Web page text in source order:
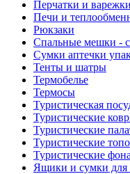
Перчатки и варежки
Печи и
Рюкзаки
Спальные мешки -
Сумки аптечки
Тенты и шатры
Термобелье
Термосы
Туристическая
Туристические
Туристические
Туристические
Туристические
Ящики и сумки для